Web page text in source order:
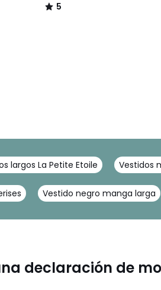
5
/
largos La Petite Etoile Vestidos
Vestido negro manga larga
declaración de